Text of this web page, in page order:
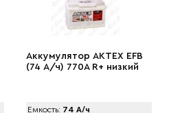
Аккумулятор АКТЕХ EFB
(74 А/ч) 770A R+ низкий
Емкость: 74 А/ч